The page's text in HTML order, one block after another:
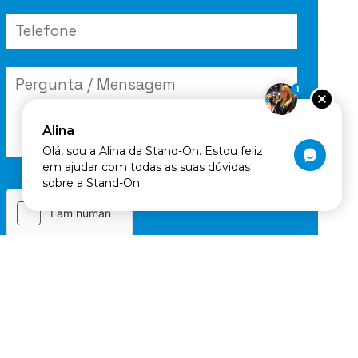
o
1
Alina
Olá, sou a Alina da Stand-On. Estou feliz
em ajudar com todas as suas dúvidas
sobre a Stand-On.